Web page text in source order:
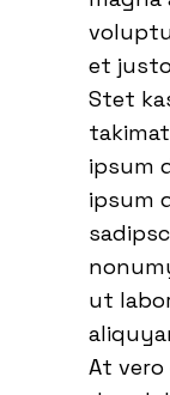
et
Stet
ipsum
ipsum
ut
At